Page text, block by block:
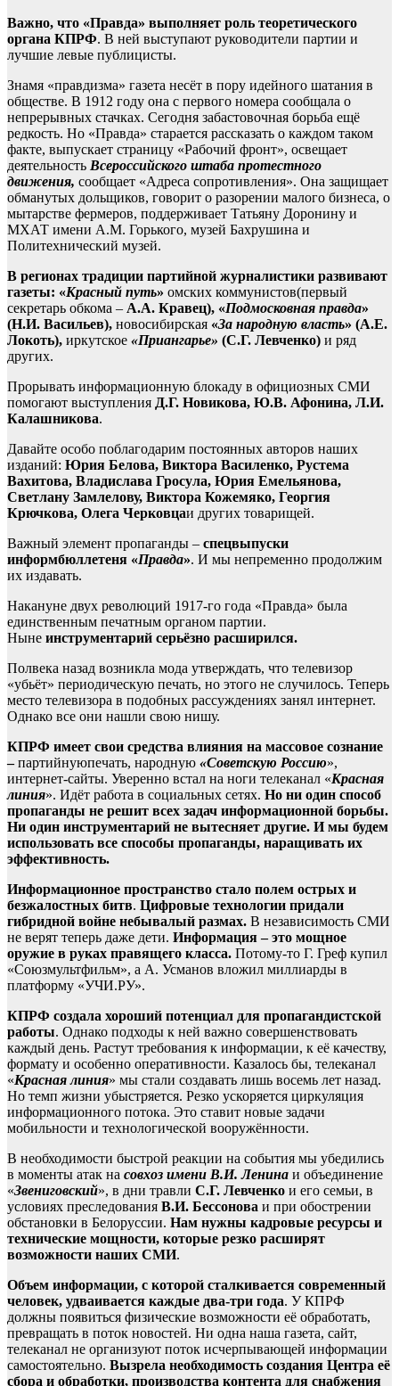
Важно, что «Правда» выполняет роль теоретического
органа КПРФ. В ней выступают руководители партии и
лучшие левые публицисты.
Знамя «правдизма» газета несёт в пору идейного шатания в
обществе. В 1912 году она с первого номера сообщала о
непрерывных стачках. Сегодня забастовочная борьба ещё
редкость. Но «Правда» старается рассказать о каждом таком
факте, выпускает страницу «Рабочий фронт», освещает
деятельность Всероссийского штаба протестного
движения, сообщает «Адреса сопротивления». Она защищает
обманутых дольщиков, говорит о разорении малого бизнеса, о
мытарстве фермеров, поддерживает Татьяну Доронину и
МХАТ имени А.М. Горького, музей Бахрушина и
Политехнический музей.
В регионах традиции партийной журналистики развивают
газеты: «Красный путь» омских коммунистов(первый
секретарь обкома – А.А. Кравец), «Подмосковная правда»
(Н.И. Васильев), новосибирская «За народную власть» (А.Е.
Локоть), иркутское «Приангарье» (С.Г. Левченко) и ряд
других.
Прорывать информационную блокаду в официозных СМИ
помогают выступления Д.Г. Новикова, Ю.В. Афонина, Л.И.
Калашникова.
Давайте особо поблагодарим постоянных авторов наших
изданий: Юрия Белова, Виктора Василенко, Рустема
Вахитова, Владислава Гросула, Юрия Емельянова,
Светлану Замлелову, Виктора Кожемяко, Георгия
Крючкова, Олега Черковцаи других товарищей.
Важный элемент пропаганды – спецвыпуски
информбюллетеня «Правда». И мы непременно продолжим
их издавать.
Накануне двух революций 1917-го года «Правда» была
единственным печатным органом партии.
Ныне инструментарий серьёзно расширился.
Полвека назад возникла мода утверждать, что телевизор
«убьёт» периодическую печать, но этого не случилось. Теперь
место телевизора в подобных рассуждениях занял интернет.
Однако все они нашли свою нишу.
КПРФ имеет свои средства влияния на массовое сознание
–партийнуюпечать, народную «Советскую Россию»,
интернет-сайты. Уверенно встал на ноги телеканал «Красная
линия». Идёт работа в социальных сетях. Но ни один способ
пропаганды не решит всех задач информационной борьбы.
Ни один инструментарий не вытесняет другие. И мы будем
использовать все способы пропаганды, наращивать их
эффективность.
Информационное пространство стало полем острых и
безжалостных битв. Цифровые технологии придали
гибридной войне небывалый размах. В независимость СМИ
не верят теперь даже дети. Информация – это мощное
оружие в руках правящего класса. Потому-то Г. Греф купил
«Союзмультфильм», а А. Усманов вложил миллиарды в
платформу «УЧИ.РУ».
КПРФ создала хороший потенциал для пропагандистской
работы. Однако подходы к ней важно совершенствовать
каждый день. Растут требования к информации, к её качеству,
формату и особенно оперативности. Казалось бы, телеканал
«Красная линия» мы стали создавать лишь восемь лет назад.
Но темп жизни убыстряется. Резко ускоряется циркуляция
информационного потока. Это ставит новые задачи
мобильности и технологической вооружённости.
В необходимости быстрой реакции на события мы убедились
в моменты атак на совхоз имени В.И. Ленина и объединение
«Звениговский», в дни травли С.Г. Левченко и его семьи, в
условиях преследования В.И. Бессонова и при обострении
обстановки в Белоруссии. Нам нужны кадровые ресурсы и
технические мощности, которые резко расширят
возможности наших СМИ.
Объем информации, с которой сталкивается современный
человек, удваивается каждые два-три года. У КПРФ
должны появиться физические возможности её обработать,
превращать в поток новостей. Ни одна наша газета, сайт,
телеканал не организуют поток исчерпывающей информации
самостоятельно. Вызрела необходимость создания Центра её
сбора и обработки, производства контента для снабжения